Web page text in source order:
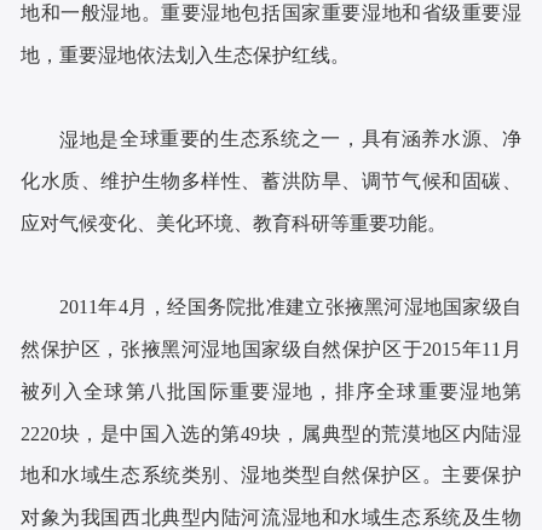
地和一般湿地。重要湿地包括国家重要湿地和省级重要湿
地，重要湿地依法划入生态保护红线。
湿地是全球重要的生态系统之一，具有涵养水源、净
化水质、维护生物多样性、蓄洪防旱、调节气候和固碳、
应对气候变化、美化环境、教育科研等重要功能。
2011年4月，经国务院批准建立张掖黑河湿地国家级自
然保护区，张掖黑河湿地国家级自然保护区于2015年11月
被列入全球第八批国际重要湿地，排序全球重要湿地第
2220块，是中国入选的第49块 ， 属典型的荒漠地区内陆湿
地和水域生态系统类别、湿地类型自然保护区 。 主要保护
对象为我国西北典型内陆河流湿地和水域生态系统及生物